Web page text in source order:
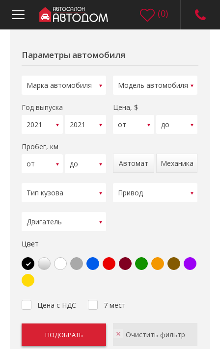
(0)
Параметры автомобиля
Год выпуска Цена, $
Пробег, км
Автомат
Механика
Цвет
Цена с НДС 7 мест